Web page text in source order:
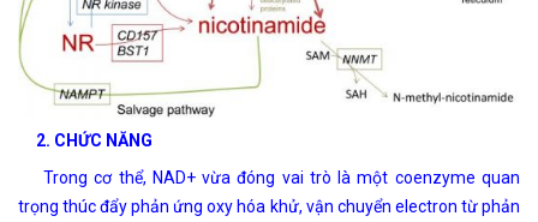
2. CHỨC NĂNG
Trong cơ thể, NAD+ vừa đóng vai trò là một coenzyme quan
trọng thúc đẩy phản ứng oxy hóa khử, vận chuyển electron từ phản